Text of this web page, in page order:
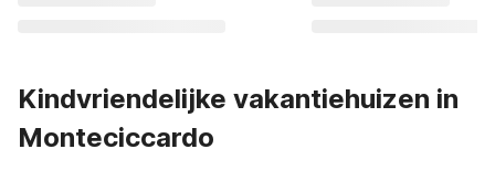
Kindvriendelijke vakantiehuizen in
Monteciccardo